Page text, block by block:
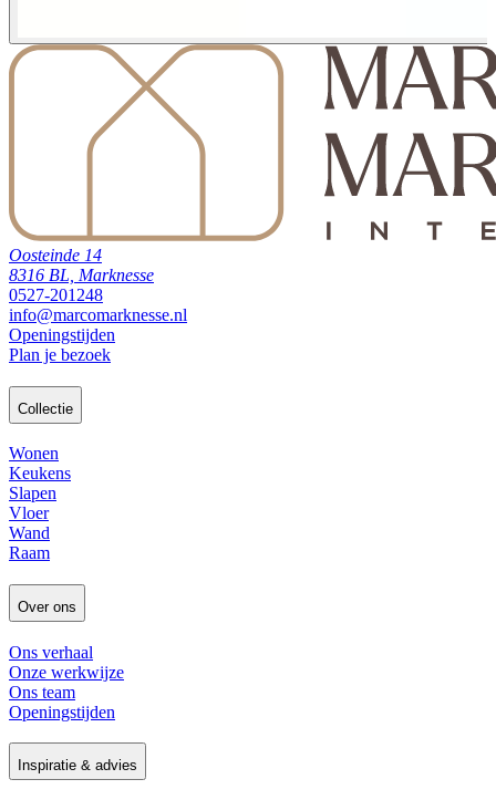
Oosteinde 14
8316 BL, Marknesse
0527-201248
info@marcomarknesse.nl
Openingstijden
Plan je bezoek
Collectie
Wonen
Keukens
Slapen
Vloer
Wand
Raam
Over ons
Ons verhaal
Onze werkwijze
Ons team
Openingstijden
Inspiratie & advies